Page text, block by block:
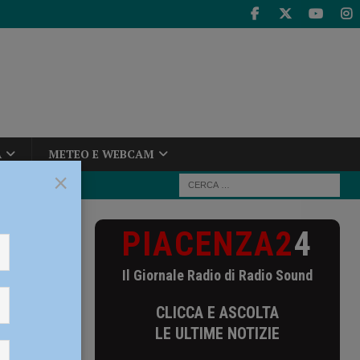
METEO E WEBCAM
in un
PIACENZA24
Il Giornale Radio di Radio Sound
CLICCA E ASCOLTA
LE ULTIME NOTIZIE
×